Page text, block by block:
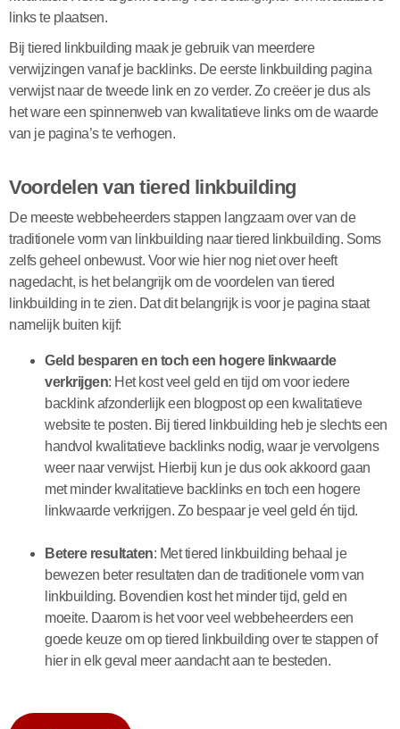
links te plaatsen.
Bij tiered linkbuilding maak je gebruik van meerdere
verwijzingen vanaf je backlinks. De eerste linkbuilding pagina
verwijst naar de tweede link en zo verder. Zo creëer je dus als
het ware een spinnenweb van kwalitatieve links om de waarde
van je pagina’s te verhogen.
Voordelen van tiered linkbuilding
De meeste webbeheerders stappen langzaam over van de
traditionele vorm van linkbuilding naar tiered linkbuilding. Soms
zelfs geheel onbewust. Voor wie hier nog niet over heeft
nagedacht, is het belangrijk om de voordelen van tiered
linkbuilding in te zien. Dat dit belangrijk is voor je pagina staat
namelijk buiten kijf:
Geld besparen en toch een hogere linkwaarde
verkrijgen: Het kost veel geld en tijd om voor iedere
backlink afzonderlijk een blogpost op een kwalitatieve
website te posten. Bij tiered linkbuilding heb je slechts een
handvol kwalitatieve backlinks nodig, waar je vervolgens
weer naar verwijst. Hierbij kun je dus ook akkoord gaan
met minder kwalitatieve backlinks en toch een hogere
linkwaarde verkrijgen. Zo bespaar je veel geld én tijd.
Betere resultaten: Met tiered linkbuilding behaal je
bewezen beter resultaten dan de traditionele vorm van
linkbuilding. Bovendien kost het minder tijd, geld en
moeite. Daarom is het voor veel webbeheerders een
goede keuze om op tiered linkbuilding over te stappen of
hier in elk geval meer aandacht aan te besteden.